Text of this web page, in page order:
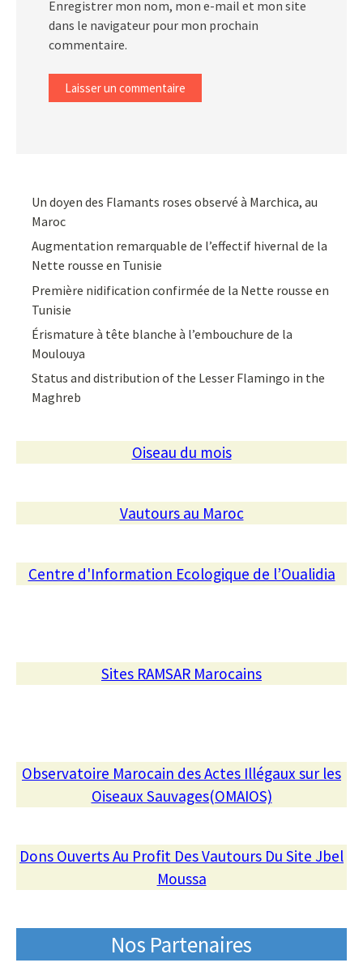
Enregistrer mon nom, mon e-mail et mon site
dans le navigateur pour mon prochain
commentaire.
Un doyen des Flamants roses observé à Marchica, au
Maroc
Augmentation remarquable de l’effectif hivernal de la
Nette rousse en Tunisie
Première nidification confirmée de la Nette rousse en
Tunisie
Érismature à tête blanche à l’embouchure de la
Moulouya
Status and distribution of the Lesser Flamingo in the
Maghreb
Oiseau du mois
Vautours au Maroc
Centre d'Information Ecologique de l’Oualidia
Sites RAMSAR Marocains
Observatoire Marocain des Actes Illégaux sur les
Oiseaux Sauvages(OMAIOS)
Dons Ouverts Au Profit Des Vautours Du Site Jbel
Moussa
Nos Partenaires